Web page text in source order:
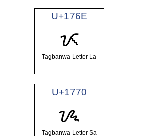
U+176E
ᝮ
Tagbanwa Letter La
U+1770
ᝰ
Tagbanwa Letter Sa